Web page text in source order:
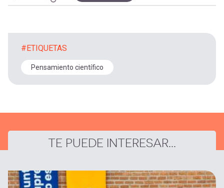
#ETIQUETAS
Pensamiento científico
TE PUEDE INTERESAR...